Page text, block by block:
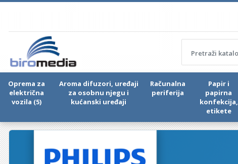
Oprema za
električna
vozila (5)
Aroma difuzori, uređaji
za osobnu njegu i
kućanski uređaji
Računalna
periferija
Papir i
papirna
konfekcija,
etikete